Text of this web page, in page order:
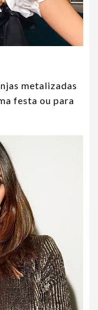
metalizadas
festa ou para